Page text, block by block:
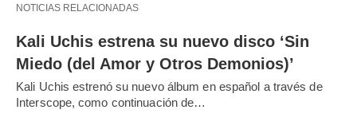
NOTICIAS RELACIONADAS
Kali Uchis estrena su nuevo disco ‘Sin
Miedo (del Amor y Otros Demonios)’
Kali Uchis estrenó su nuevo álbum en español a través de
Interscope, como continuación de…